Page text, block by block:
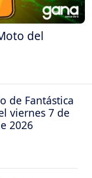
del
de Fantástica
viernes 7 de
2026